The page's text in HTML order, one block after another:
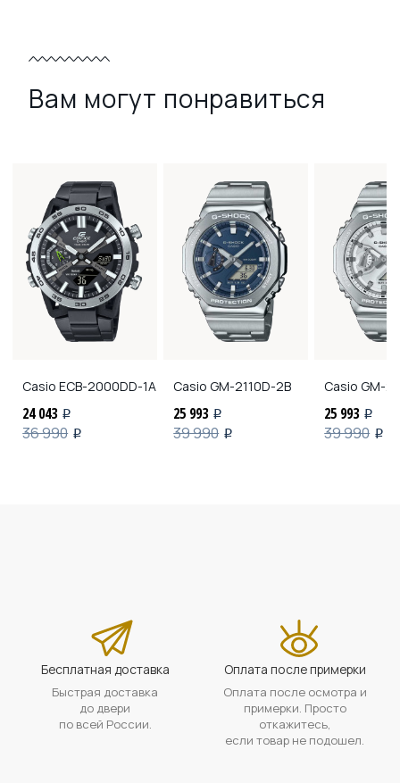
Вам могут понравиться
Casio ECB-2000DD-1A
24 043 i
36 990 i
Casio GM-2110D-2B
25 993 i
39 990 i
Casio GM-
25 993 i
39 990 i
Бесплатная доставка
Быстрая доставка
до двери
по всей России.
Оплата после примерки
Оплата после осмотра и
примерки. Просто
откажитесь,
если товар не подошел.